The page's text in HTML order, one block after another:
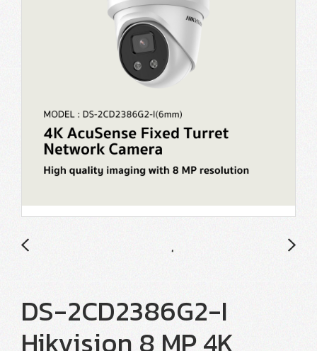
DS-2CD2386G2-I
Hikvision 8 MP 4K